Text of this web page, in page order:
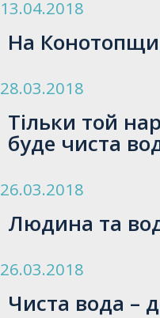
13.04.2018
На
28.03.2018
Тільки той
буде чиста
26.03.2018
Людина та
26.03.2018
Чиста вода –